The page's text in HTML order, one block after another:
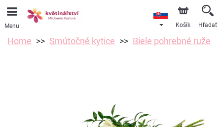
Menu Košík Hľadať
Home Smútočné kytice Biele pohrebné ruže